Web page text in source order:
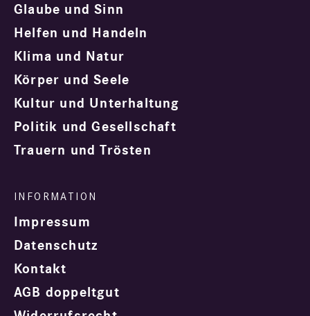
Glaube und Sinn
Helfen und Handeln
Klima und Natur
Körper und Seele
Kultur und Unterhaltung
Politik und Gesellschaft
Trauern und Trösten
Impressum
Datenschutz
Kontakt
AGB doppeltgut